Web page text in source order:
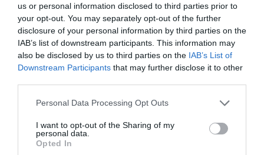
us or personal information disclosed to third parties prior to
your opt-out. You may separately opt-out of the further
disclosure of your personal information by third parties on the
IAB’s list of downstream participants. This information may
also be disclosed by us to third parties on the IAB’s List of
Downstream Participants that may further disclose it to other
Please note that this website/app uses one or more Google
not limited to your visit or usage behaviour. You may click to
grant or deny consent to Google and its third-party tags to
use your data for below specified purposes in below Google
Personal Data Processing Opt Outs
I want to opt-out of the Sharing of my
personal data.
Opted In
Ne maradjon le a legfrissebb hírekről, kövessen
bennünket az EGRI ÜGYEK Google Hírek oldalán!